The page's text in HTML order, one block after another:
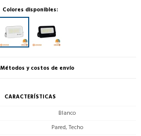
Colores disponibles:
Métodos y costos de envío
CARACTERÍSTICAS
Blanco
Pared, Techo